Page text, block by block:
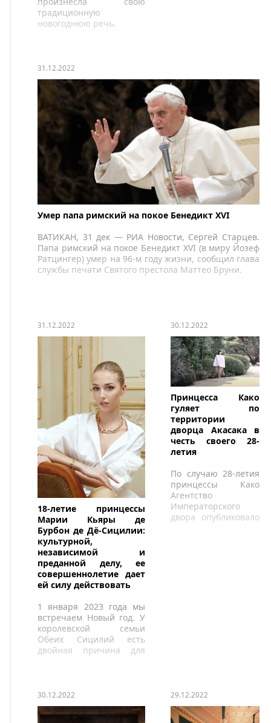
традиционную
новогоднюю речь.
31.12.2022
Умер папа римский на покое Бенедикт XVI
ВАТИКАН, 31 дек — РИА Новости, Сергей Старцев.
Папа римский на покое Бенедикт XVI (в миру Йозеф
Ратцингер) умер на 96-м году жизни, сообщил глава
службы печати Святого престола Маттео Бруни.
31.12.2022
18-летие принцессы
Марии Кьяры де
Бурбон де Дё-Сицилии:
культурной,
независимой и
преданной делу, ее
совершеннолетие дает
ей силу действовать
1 января 2023 года мы
встречаем Новый год. У
королевской семьи
Обеих Сицилий есть
двойная причина для
30.12.2022
Принцесса Како
гуляет по
территории
дворца Акасака в
честь своего 28-
летия
По случаю 28-летия
принцессы Како
Агентство
Императорского
двора опубликовало
30.12.2022 29.12.2022